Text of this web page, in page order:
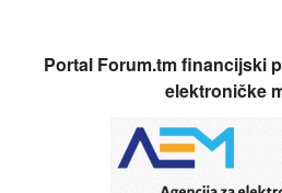
Portal Forum.tm financijski
elektroničke